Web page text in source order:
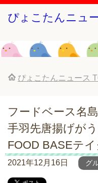
ぴょこたんニュ
ぴょこたんニュース
フードベース名
手羽先唐揚げが
FOOD BASEテイ
2021年12月16日 グ